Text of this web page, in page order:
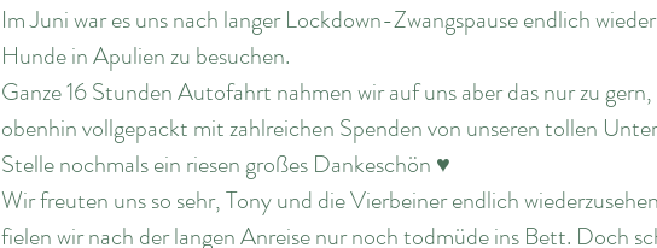
Im Juni war es uns nach langer Lockdown-Zwangspause endlich
Hunde in Apulien zu besuchen.
Ganze 16 Stunden Autofahrt nahmen wir auf uns aber das nur zu
obenhin vollgepackt mit zahlreichen Spenden von unseren tollen
Stelle nochmals ein riesen großes Dankeschön ♥
Wir freuten uns so sehr, Tony und die Vierbeiner endlich
fielen wir nach der langen Anreise nur noch todmüde ins Bett. Doch